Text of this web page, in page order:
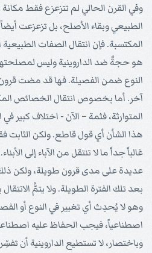
وفي القرن الحالي لم تتزعزع فقط مكانة
الطبيعي وبقاء الأصلح، بل تزعزعت
المكتسبة. فإن انتقال الصفات الطبيعية
هو حجةٌ ضد الداروينية وليس
النوع ضمن الفصيلة. فها قد مضت قرون
آخر. أما بخصوص انتقال الخصائص
المتوارثة، فثمة – الآن - اختلاف كبير
هذا الشأن أي قول قاطع. ولكن
غالباً جداً ما لا تنتقل من الآباء إلى
عديدة على مدى قرون طويلة، ولكن
بعد تلك الفترة الطويلة. ولا يتمُّ
وهو لا يُحدِث أي تغيير في النوع أو
اصطناعياً، فيجب الحفاظ عليه
وباختصار، لا تستطيع الداروينية أن تفسِّر